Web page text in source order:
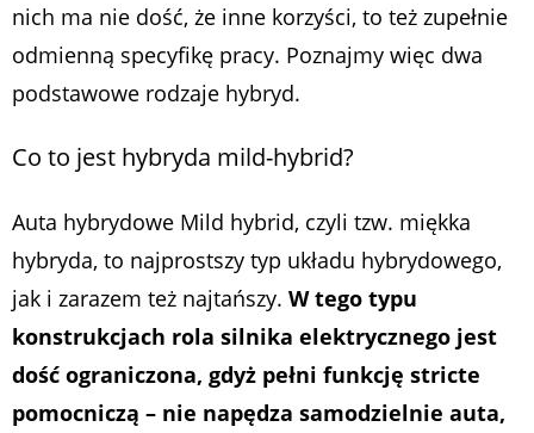
nich ma nie dość, że inne korzyści, to też zupełnie
odmienną specyfikę pracy. Poznajmy więc dwa
podstawowe rodzaje hybryd.
Co to jest hybryda mild-hybrid?
Auta hybrydowe Mild hybrid, czyli tzw. miękka
hybryda, to najprostszy typ układu hybrydowego,
jak i zarazem też najtańszy. W tego typu
konstrukcjach rola silnika elektrycznego jest
dość ograniczona, gdyż pełni funkcję stricte
pomocniczą – nie napędza samodzielnie auta,